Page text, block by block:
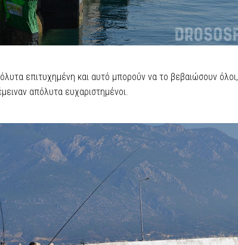
επιτυχημένη και αυτό μπορούν να το βεβαιώσουν όλοι,
απόλυτα ευχαριστημένοι.